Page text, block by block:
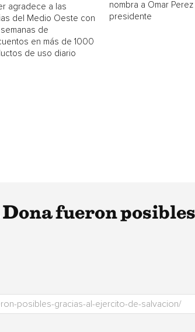
agradece a las
del Medio Oeste con
de
en más de 1000
de uso diario
nombra a Omar Perez
presidente
fueron